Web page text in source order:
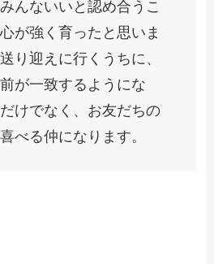
んないいと認め合うこ
が強く育ったと思いま
り迎えに行くうちに、
が一致するようにな
けでなく、お友だちの
べる仲になります。